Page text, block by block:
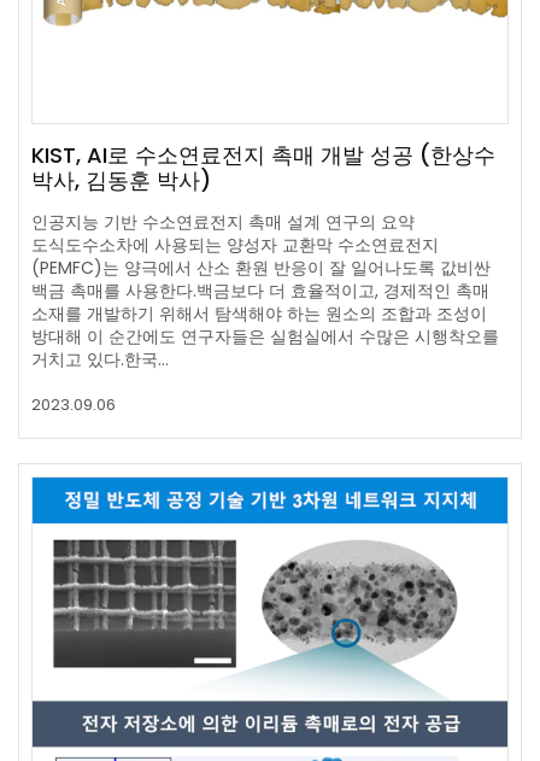
KIST, AI로 수소연료전지 촉매 개발 성공 (한상수
박사, 김동훈 박사)
인공지능 기반 수소연료전지 촉매 설계 연구의 요약
도식도수소차에 사용되는 양성자 교환막 수소연료전지
(PEMFC)는 양극에서 산소 환원 반응이 잘 일어나도록 값비싼
백금 촉매를 사용한다.백금보다 더 효율적이고, 경제적인 촉매
소재를 개발하기 위해서 탐색해야 하는 원소의 조합과 조성이
방대해 이 순간에도 연구자들은 실험실에서 수많은 시행착오를
거치고 있다.한국…
2023.09.06